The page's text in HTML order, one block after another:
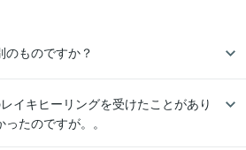
ものですか？
イキヒーリングを受けたことがあり
たのですが。。